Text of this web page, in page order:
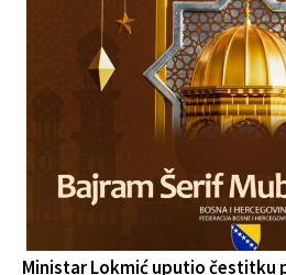
Ministar Lokmić uputio čestitku